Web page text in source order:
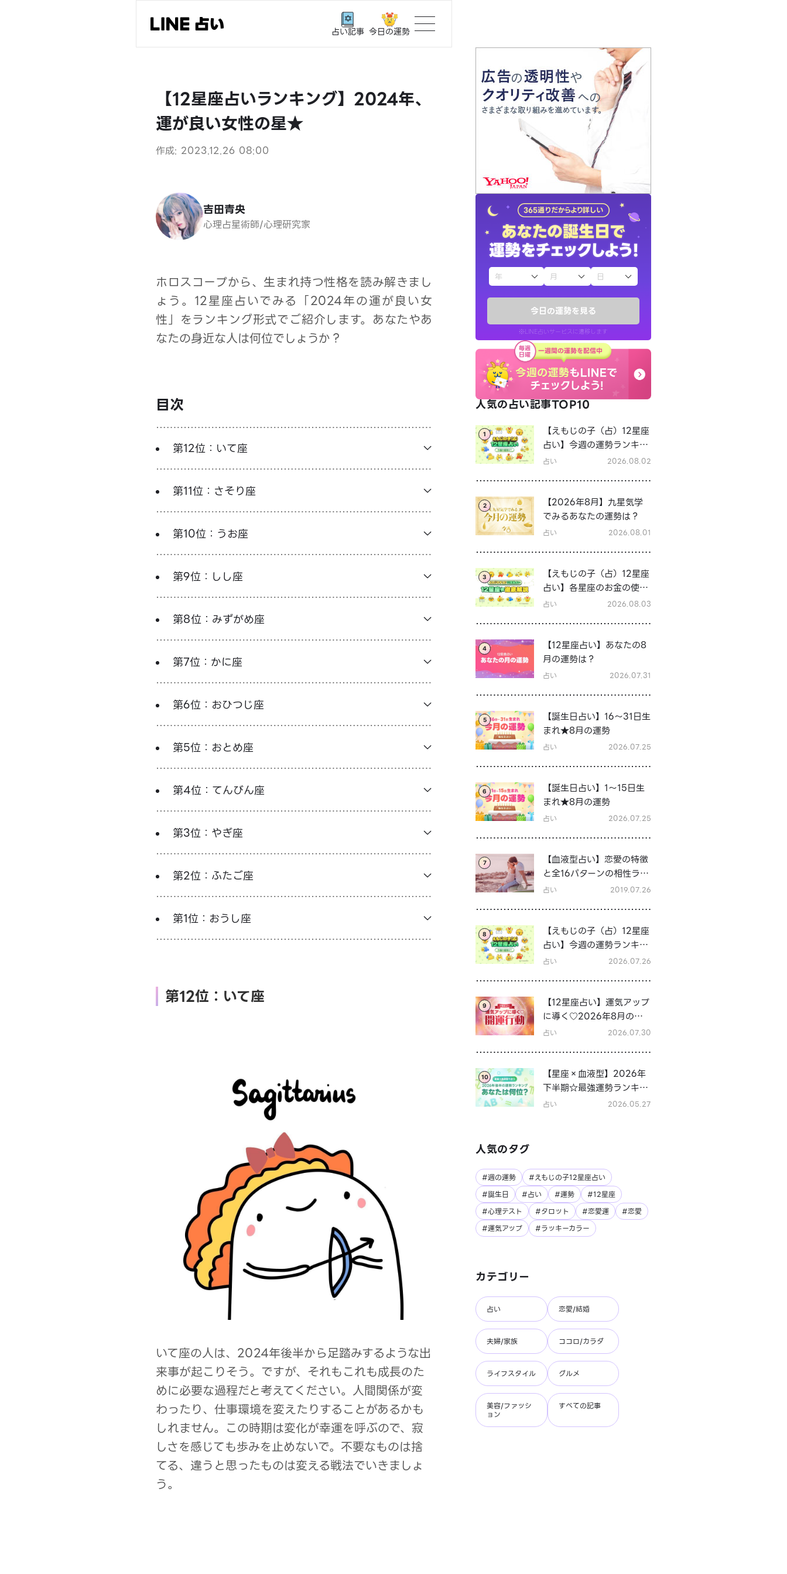
今日の運勢を見る
※LINE占いサービスに遷移します
人気の占い記事TOP10
1
【えもじの子（占）12星座
占い】今週の運勢ランキン
グ！8月3日～8月9日の運
占い 2026.08.02
2
【2026年8月】九星気学
でみるあなたの運勢は？
占い 2026.08.01
3
【えもじの子（占）12星座
占い】各星座のお金の使い
方と貯金の傾向は？12星座
占い 2026.08.03
4
【12星座占い】あなたの8
月の運勢は？
占い 2026.07.31
5
【誕生日占い】16～31日生
まれ★8月の運勢
占い 2026.07.25
6
【誕生日占い】1～15日生
まれ★8月の運勢
占い 2026.07.25
7
【血液型占い】恋愛の特徴
と全16パターンの相性ラン
キング＆シーン別の恋テク
占い 2019.07.26
8
【えもじの子（占）12星座
占い】今週の運勢ランキン
グ！7月27日～8月2日の運
占い 2026.07.26
9
【12星座占い】運気アップ
に導く♡2026年8月の開
運行動
占い 2026.07.30
10
【星座×血液型】2026年
下半期☆最強運勢ランキン
グ
占い 2026.05.27
人気のタグ
#週の運勢
#えもじの子12星座占い
#誕生日
#占い #運勢
#12星座
#心理テスト
#タロット #恋愛運
#恋愛
#運気アップ
#ラッキーカラー
カテゴリー
占い 恋愛/結婚
夫婦/家族 ココロ/カラダ
ライフスタイル グルメ
美容/ファッシ
ョン
すべての記事
占い記事 今日の運勢
トップ
ユーザーの声
占いの流れ
おすすめの占い師
よくある質問
えもじの子（占）12星座占い
お知らせ
LINE占いを開く
※LINEアプリ内のサービスページへ遷移します
【12星座占いランキング】2024年、
運が良い女性の星★
作成: 2023.12.26 08:00
吉田青央
心理占星術師/心理硏究家
ホロスコープから、生まれ持つ性格を読み解きまし
ょう。12星座占いでみる「2024年の運が良い女
性」をランキング形式でご紹介します。あなたやあ
なたの身近な人は何位でしょうか？
目次
第12位：いて座
第11位：さそり座
第10位：うお座
第9位：しし座
第8位：みずがめ座
第7位：かに座
第6位：おひつじ座
第5位：おとめ座
第4位：てんびん座
第3位：やぎ座
第2位：ふたご座
第1位：おうし座
第12位：いて座
いて座の人は、2024年後半から足踏みするような出
来事が起こりそう。ですが、それもこれも成長のた
めに必要な過程だと考えてください。人間関係が変
わったり、仕事環境を変えたりすることがあるかも
しれません。この時期は変化が幸運を呼ぶので、寂
しさを感じても歩みを止めないで。不要なものは捨
てる、違うと思ったものは変える戦法でいきましょ
う。